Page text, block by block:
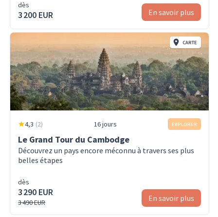
dès
3 200 EUR En savoir plus
CARTE
4,3 (2) 16 jours EXPLORER
Le Grand Tour du Cambodge
Découvrez un pays encore méconnu à travers ses plus
belles étapes
dès
3 290 EUR
3 490 EUR En savoir plus